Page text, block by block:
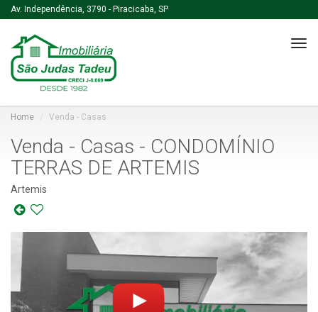
Av. Independência, 3790 - Piracicaba, SP
Home Venda - Casas
Venda - Casas - CONDOMÍNIO
TERRAS DE ARTEMIS
Artemis